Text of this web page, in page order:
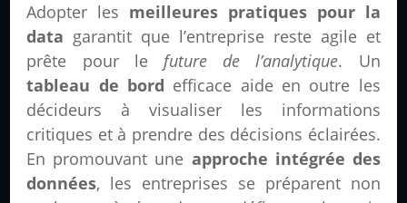
Adopter les meilleures pratiques pour la
data garantit que l’entreprise reste agile et
prête pour le future de l’analytique. Un
tableau de bord efficace aide en outre les
décideurs à visualiser les informations
critiques et à prendre des décisions éclairées.
En promouvant une approche intégrée des
données, les entreprises se préparent non